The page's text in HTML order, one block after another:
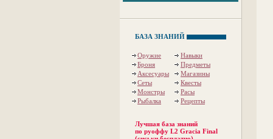
БАЗА ЗНАНИЙ
Оружие
Навыки
Броня
Предметы
Аксесуары
Магазины
Сеты
Квесты
Монстры
Расы
Рыбалка
Рецепты
Лучшая база знаний
по руоффу L2 Gracia Final